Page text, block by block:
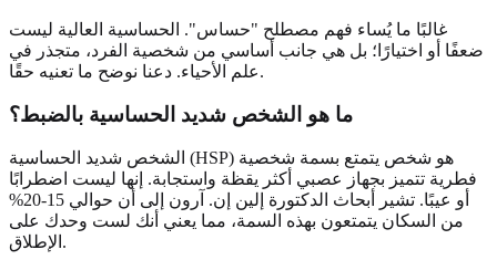
غالبًا ما يُساء فهم مصطلح "حساس". الحساسية العالية ليست
ضعفًا أو اختيارًا؛ بل هي جانب أساسي من شخصية الفرد، متجذر في
علم الأحياء. دعنا نوضح ما تعنيه حقًا.
ما هو الشخص شديد الحساسية بالضبط؟
الشخص شديد الحساسية (HSP) هو شخص يتمتع بسمة شخصية
فطرية تتميز بجهاز عصبي أكثر يقظة واستجابة. إنها ليست اضطرابًا
أو عيبًا. تشير أبحاث الدكتورة إلين إن. آرون إلى أن حوالي 15-20%
من السكان يتمتعون بهذه السمة، مما يعني أنك لست وحدك على
الإطلاق.